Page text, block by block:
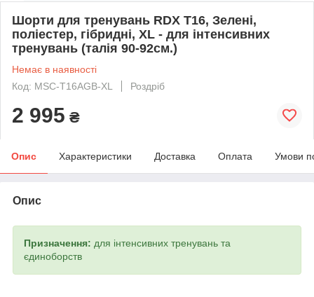
Шорти для тренувань RDX T16, Зелені,
поліестер, гібридні, XL - для інтенсивних
тренувань (талія 90-92см.)
Немає в наявності
Код: MSC-T16AGB-XL
Роздріб
2 995 ₴
Опис Характеристики Доставка Оплата Умови
Опис
Призначення: для інтенсивних тренувань та
єдиноборств